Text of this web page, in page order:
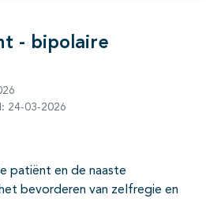
- bipolaire
24-03-2026
patiënt en de naaste
bevorderen van zelfregie en